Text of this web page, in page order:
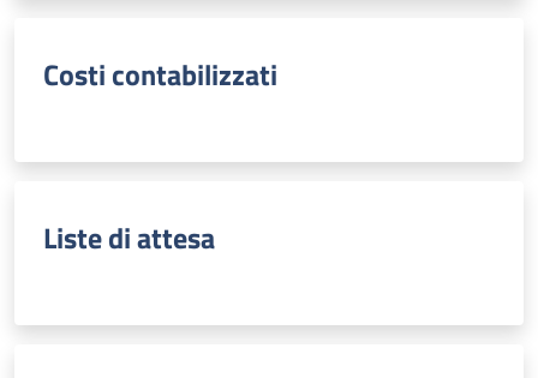
Costi contabilizzati
Liste di attesa